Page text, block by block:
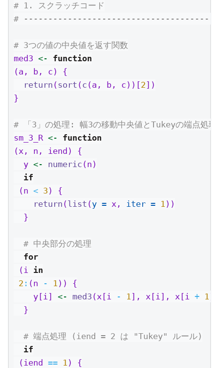
# 1. スクラッチコード
#
# 3つの値の中央値を返す関数
med3 <-
function
(a, b, c) {
return (sort (c (a, b, c))[2])
}
# 「3」の処理: 幅3の移動中央値とTukeyの端点処理
sm_3_R <-
function
(x, n, iend) {
  y
<- numeric (n)
if
(n < 3 ) {
return (list (y = x, iter = 1 ))
  }
# 中央部分の処理
for
(i in
2 : (n - 1 )) {
    y[i]
<- med3 (x[i - 1 ], x[i], x[i + 1 ])
  }
# 端点処理 (iend = 2 は "Tukey" ルール)
if
(iend == 1 ) {